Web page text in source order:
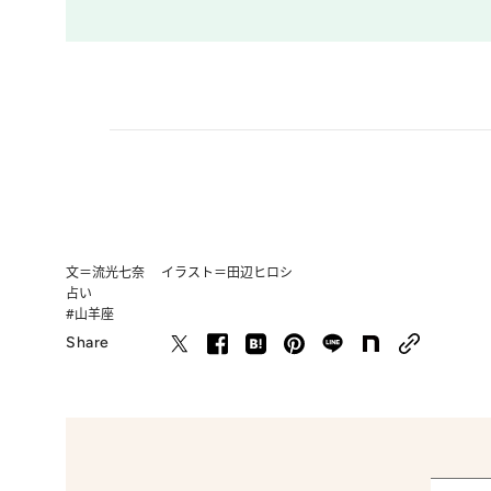
文＝流光七奈 イラスト＝田辺ヒロシ
占い
#山羊座
Share